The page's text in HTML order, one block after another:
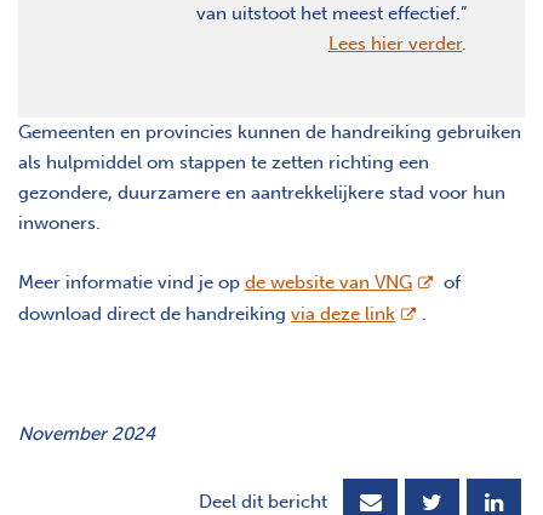
van uitstoot het meest effectief.”
Lees hier verder.
Gemeenten en provincies kunnen de handreiking gebruiken
als hulpmiddel om stappen te zetten richting een
gezondere, duurzamere en aantrekkelijkere stad voor hun
inwoners.
Meer informatie vind je op de website van VNGopent nieuw
of
download direct de handreiking via deze link opent nieuw
.
November 2024
Deel dit bericht